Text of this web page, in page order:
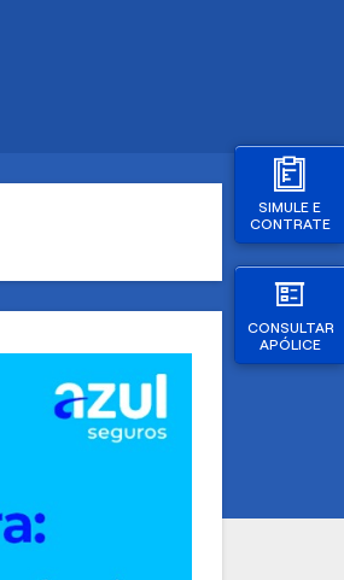
SIMULE E
CONTRATE
CONSULTAR
APÓLICE